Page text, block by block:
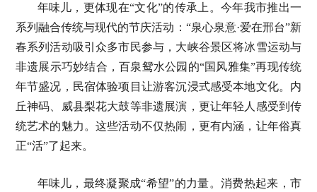
年味儿，更体现在“文化”的传承上。今年我市推出一
系列融合传统与现代的节庆活动：“泉心泉意·爱在邢台”新
春系列活动吸引众多市民参与，大峡谷景区将冰雪运动与
非遗展示巧妙结合，百泉鸳水公园的“国风雅集”再现传统
年节盛况，民宿体验项目让游客沉浸式感受本地文化。内
丘神码、威县梨花大鼓等非遗展演，更让年轻人感受到传
统艺术的魅力。这些活动不仅热闹，更有内涵，让年俗真
正“活”了起来。
年味儿，最终凝聚成“希望”的力量。消费热起来，市